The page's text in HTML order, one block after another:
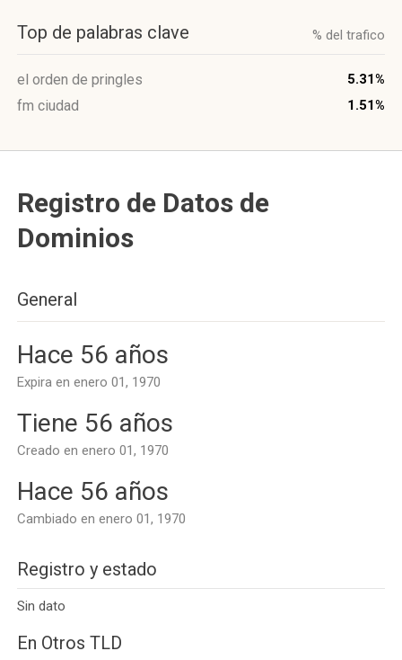
Top de palabras clave % del trafico
el orden de pringles 5.31%
fm ciudad 1.51%
Registro de Datos de
Dominios
General
Hace 56 años
Expira en enero 01, 1970
Tiene 56 años
Creado en enero 01, 1970
Hace 56 años
Cambiado en enero 01, 1970
Registro y estado
Sin dato
En Otros TLD